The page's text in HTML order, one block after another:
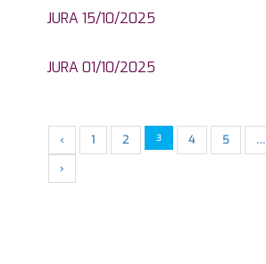
JURA 15/10/2025
JURA 01/10/2025
‹ 1 2 3 4 5 …
›